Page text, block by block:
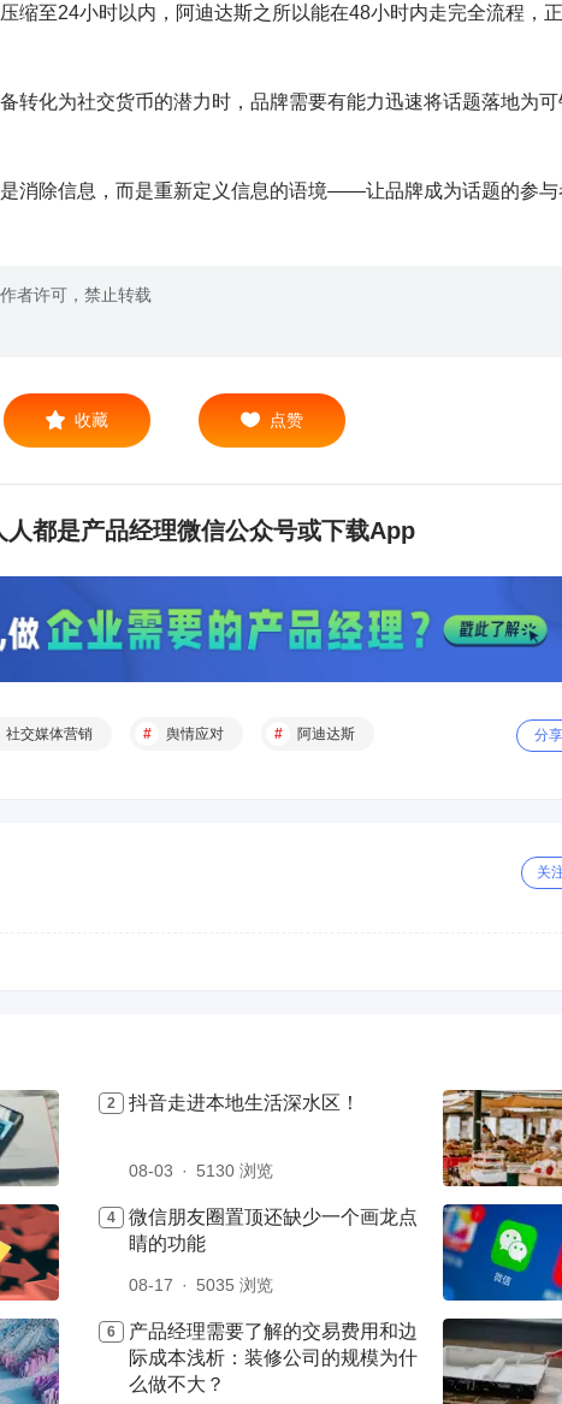
缩至24小时以内，阿迪达斯之所以能在48小时内走完全流程，正
转化为社交货币的潜力时，品牌需要有能力迅速将话题落地为可
消除信息，而是重新定义信息的语境——让品牌成为话题的参与
者许可，禁止转载
收藏 点赞
都是产品经理微信公众号或下载App
社交媒体营销 舆情应对 阿迪达斯 分享
关
抖音走进本地生活深水区！
08-03 5130 浏览
微信朋友圈置顶还缺少一个画龙点
睛的功能
08-17 5035 浏览
产品经理需要了解的交易费用和边
际成本浅析：装修公司的规模为什
么做不大？